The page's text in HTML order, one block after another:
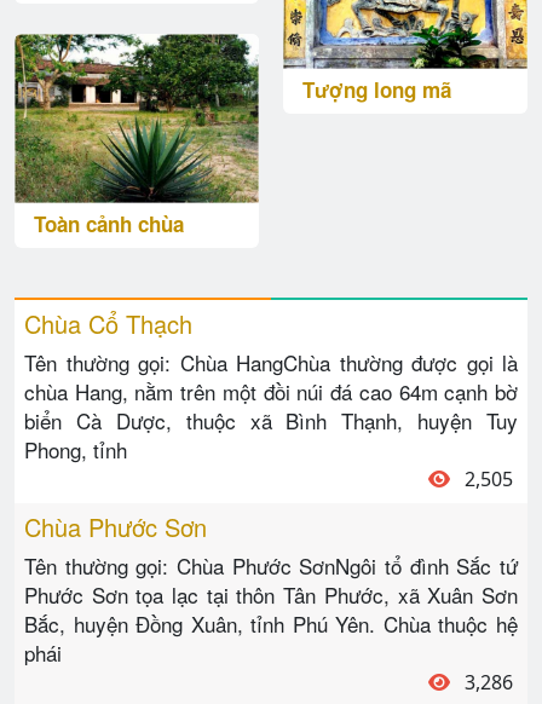
Toàn cảnh chùa
Tượng long mã
Chùa Cổ Thạch
Tên thường gọi: Chùa HangChùa thường được gọi là
chùa Hang, nằm trên một đồi núi đá cao 64m cạnh bờ
biển Cà Dược, thuộc xã Bình Thạnh, huyện Tuy
Phong, tỉnh
2,505
Chùa Phước Sơn
Tên thường gọi: Chùa Phước SơnNgôi tổ đình Sắc tứ
Phước Sơn tọa lạc tại thôn Tân Phước, xã Xuân Sơn
Bắc, huyện Đồng Xuân, tỉnh Phú Yên. Chùa thuộc hệ
phái
3,286